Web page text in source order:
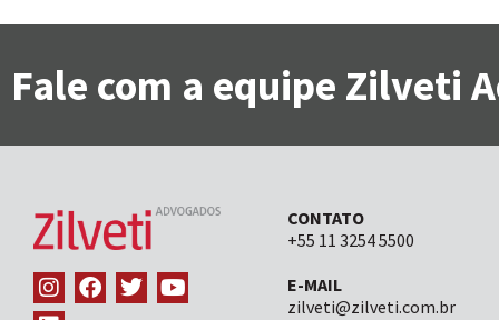
Fale com a equipe Zilveti
CONTATO
+55 11 3254 5500
E-MAIL
zilveti@zilveti.com.br